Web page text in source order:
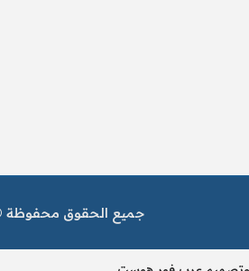
جميع الحقوق محفوظة ©